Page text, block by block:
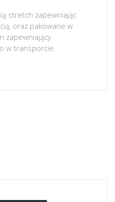
stretch zapewniając
oraz pakowane w
zapewniający
w transporcie.